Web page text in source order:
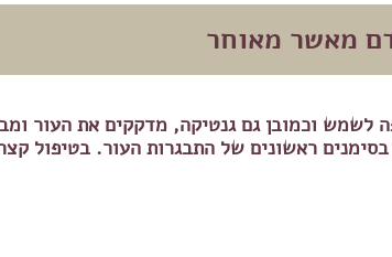
מאשר מאוחר
לשמש וכמובן גם גנטיקה, מדקקים את העור
ראשונים של התבגרות העור. בטיפול